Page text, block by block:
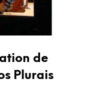
de
Plurais